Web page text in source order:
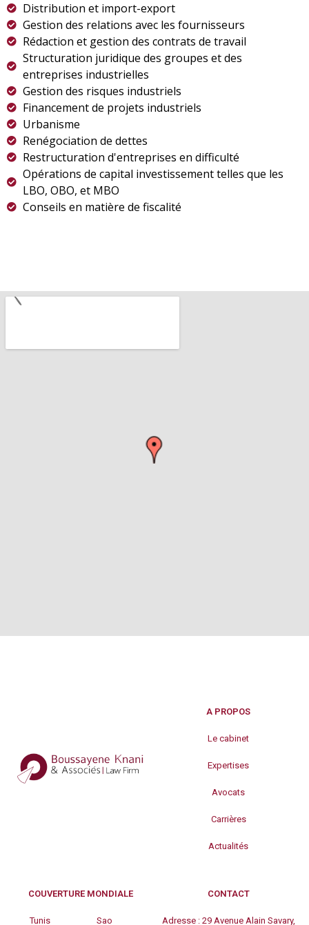
Distribution et import-export
Gestion des relations avec les fournisseurs
Rédaction et gestion des contrats de travail
Structuration juridique des groupes et des
entreprises industrielles
Gestion des risques industriels
Financement de projets industriels
Urbanisme
Renégociation de dettes
Restructuration d'entreprises en difficulté
Opérations de capital investissement telles que les
LBO, OBO, et MBO
Conseils en matière de fiscalité
A PROPOS
Le cabinet
Expertises
Avocats
Carrières
Actualités
COUVERTURE MONDIALE
Tunis Sao
CONTACT
Adresse : 29 Avenue Alain Savary,